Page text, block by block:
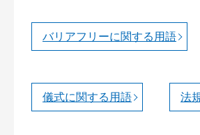
バリアフリーに関する用語
儀式に関する用語 法